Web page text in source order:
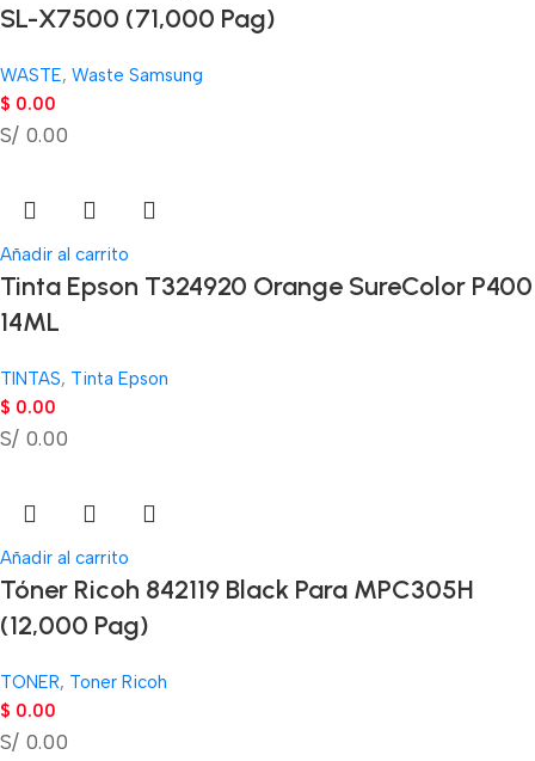
SL-X7500 (71,000 Pag)
WASTE, Waste Samsung
$ 0.00
S/ 0.00
Añadir al carrito
Tinta Epson T324920 Orange SureColor P400
14ML
TINTAS, Tinta Epson
$ 0.00
S/ 0.00
Añadir al carrito
Tóner Ricoh 842119 Black Para MPC305H
(12,000 Pag)
TONER, Toner Ricoh
$ 0.00
S/ 0.00